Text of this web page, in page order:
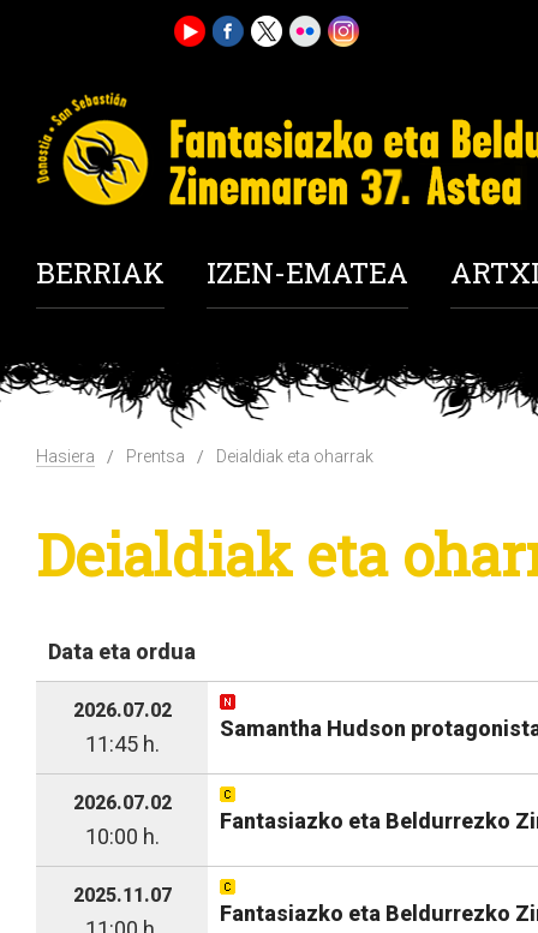
BERRIAK IZEN-EMATEA
Hasiera Prentsa Deialdiak eta oharrak
Deialdiak eta
Data eta ordua
2026.07.02
11:45 h.
Samantha Hudson
2026.07.02
10:00 h.
Fantasiazko eta Beldurrezko
2025.11.07
Fantasiazko eta Beldurrezko